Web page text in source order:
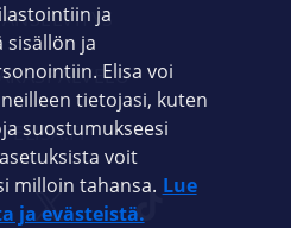
ELISA.FI
ja
sisällön ja
Elisa voi
tietojasi, kuten
suostumukseesi
voit
milloin tahansa. Lue
ja evästeistä.